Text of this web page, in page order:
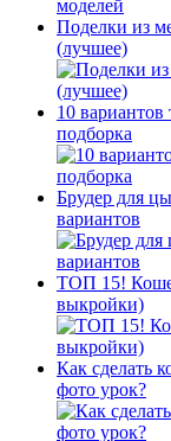
Поделки из
(лучшее)
10
подборка
Брудер для
вариантов
ТОП 15!
выкройки)
Как сделать
фото урок?